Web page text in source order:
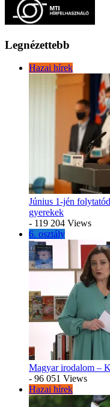
Legnézettebb
Hazai hírek
Június 1-jén
gyerekek
- 119 204 Views
6. osztály
Magyar irodalom –
- 96 051 Views
Hazai hírek